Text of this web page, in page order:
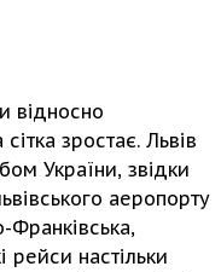
відносно
зростає. Львів
України, звідки
аеропорту
Франківська,
рейси настільки